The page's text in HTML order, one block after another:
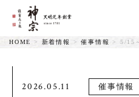
HOME > 新着情報 >催事情報 > 5/15
2026.05.11 催事情報